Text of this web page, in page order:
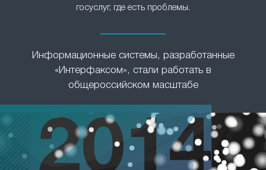
госуслуг, где есть проблемы.
Информационные системы, разработанные
«Интерфаксом», стали работать в
общероссийском масштабе